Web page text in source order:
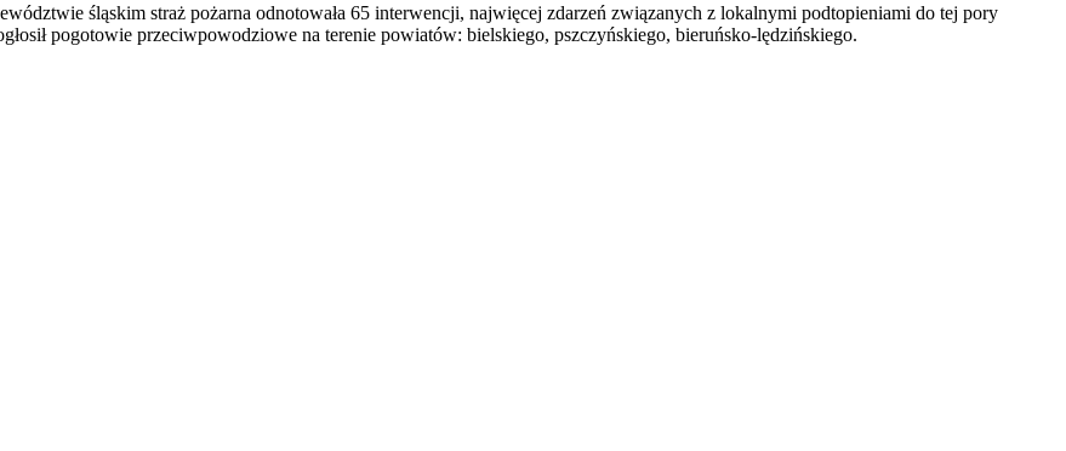
śląskim straż pożarna odnotowała 65 interwencji, najwięcej zdarzeń związanych z lokalnymi podtopieniami do tej pory
pogotowie przeciwpowodziowe na terenie powiatów: bielskiego, pszczyńskiego, bieruńsko-lędzińskiego.